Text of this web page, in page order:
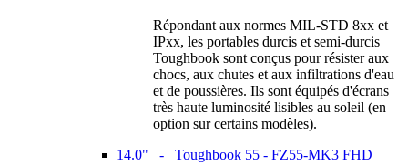
Répondant aux normes MIL-STD 8xx et
IPxx, les portables durcis et semi-durcis
Toughbook sont conçus pour résister aux
chocs, aux chutes et aux infiltrations d'eau
et de poussières. Ils sont équipés d'écrans
très haute luminosité lisibles au soleil (en
option sur certains modèles).
14.0" - Toughbook 55 - FZ55-MK3 FHD